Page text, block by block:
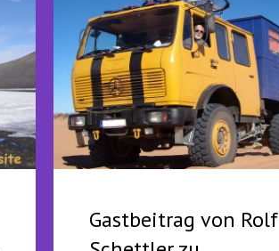
Gastbeitrag von Rolf